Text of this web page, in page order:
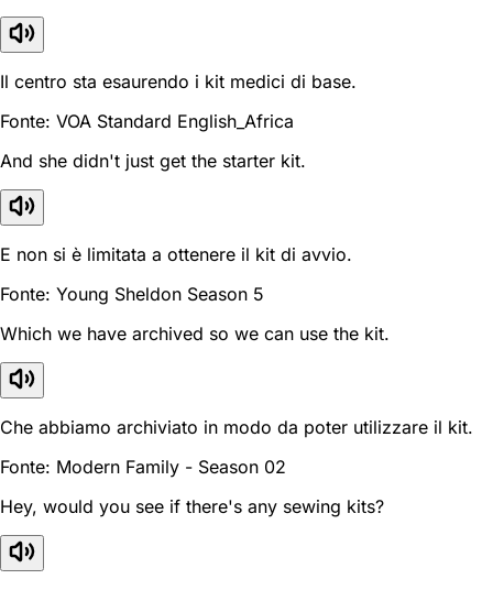
Il centro sta esaurendo i kit medici di base.
Fonte: VOA Standard English_Africa
And she didn't just get the starter kit.
E non si è limitata a ottenere il kit di avvio.
Fonte: Young Sheldon Season 5
Which we have archived so we can use the kit.
Che abbiamo archiviato in modo da poter utilizzare il kit.
Fonte: Modern Family - Season 02
Hey, would you see if there's any sewing kits?